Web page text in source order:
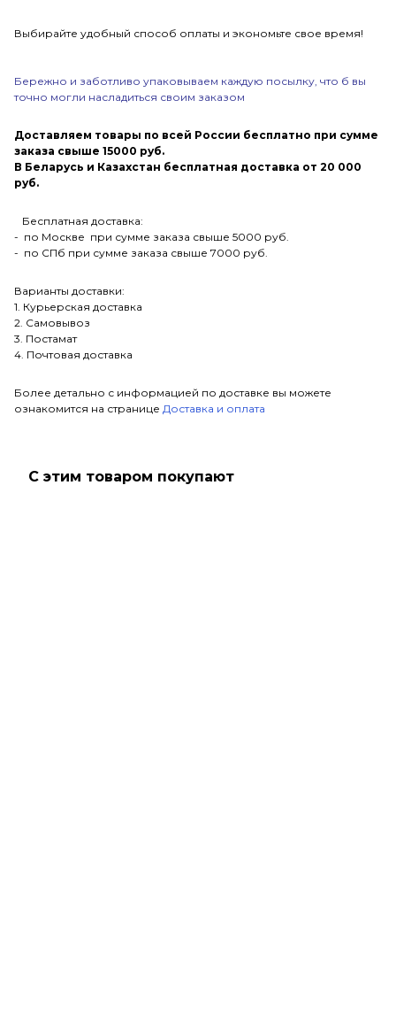
Выбирайте удобный способ оплаты и экономьте свое время!
Бережно и заботливо упаковываем каждую посылку, что б вы
точно могли насладиться своим заказом
Доставляем товары по всей России бесплатно при сумме
заказа свыше 15000 руб.
В Беларусь и Казахстан бесплатная доставка от 20 000
руб.
Бесплатная доставка:
- по Москве при сумме заказа свыше 5000 руб.
- по СПб при сумме заказа свыше 7000 руб.
Варианты доставки:
1. Курьерская доставка
2. Самовывоз
3. Постамат
4. Почтовая доставка
Более детально с информацией по доставке вы можете
ознакомится на странице Доставка и оплата
С этим товаром покупают